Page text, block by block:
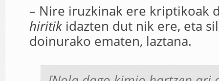
– Nire iruzkinak ere kriptikoak
hiritik idazten dut nik ere, eta
doinurako ematen, laztana.